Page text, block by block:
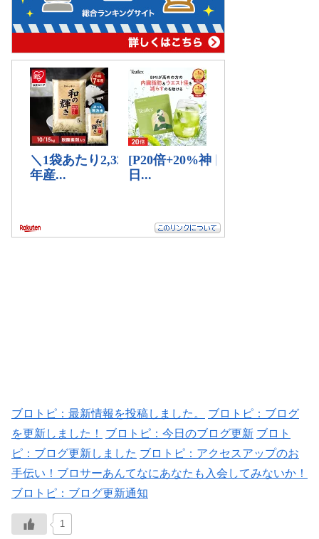
ブロトピ：最新情報を投稿しました。
ブロトピ：ブログ
を更新しました！
ブロトピ：今日のブログ更新 ブロト
ピ：ブログ更新しました ブロトピ：アクセスアップのお
手伝い！ブロサーあんてなにあなたも入会してみないか！
ブロトピ：ブログ更新通知
1